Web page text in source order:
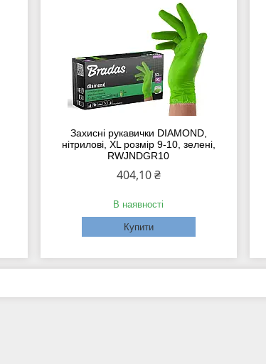
Захисні рукавички DIAMOND,
нітрилові, XL розмір 9-10, зелені,
RWJNDGR10
404,10 ₴
В наявності
Купити